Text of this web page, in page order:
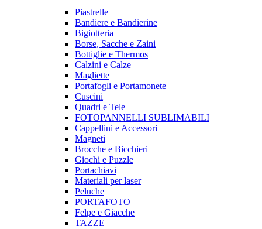
Piastrelle
Bandiere e Bandierine
Bigiotteria
Borse, Sacche e Zaini
Bottiglie e Thermos
Calzini e Calze
Magliette
Portafogli e Portamonete
Cuscini
Quadri e Tele
FOTOPANNELLI SUBLIMABILI
Cappellini e Accessori
Magneti
Brocche e Bicchieri
Giochi e Puzzle
Portachiavi
Materiali per laser
Peluche
PORTAFOTO
Felpe e Giacche
TAZZE